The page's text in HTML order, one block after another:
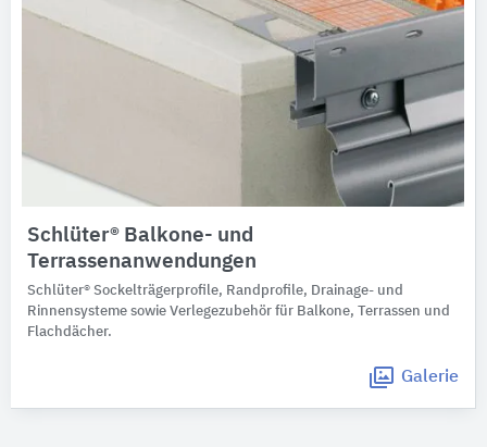
Schlüter® Balkone- und
Terrassenanwendungen
Schlüter® Sockelträgerprofile, Randprofile, Drainage- und
Rinnensysteme sowie Verlegezubehör für Balkone, Terrassen und
Flachdächer.
Galerie